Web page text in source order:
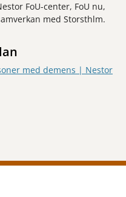
FoU-center, FoU nu,
med Storsthlm.
med demens | Nestor